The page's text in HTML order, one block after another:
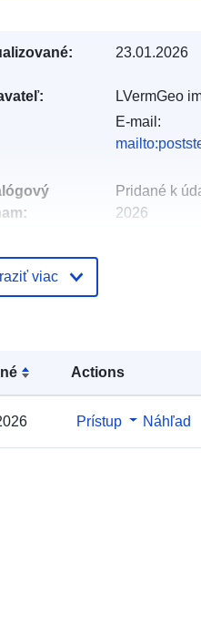
Actions
Prístup Náhľad
23.01.2026
LVermGeo
E-mail:
Pridané k
2026
Typ: Polygon
http://
viac